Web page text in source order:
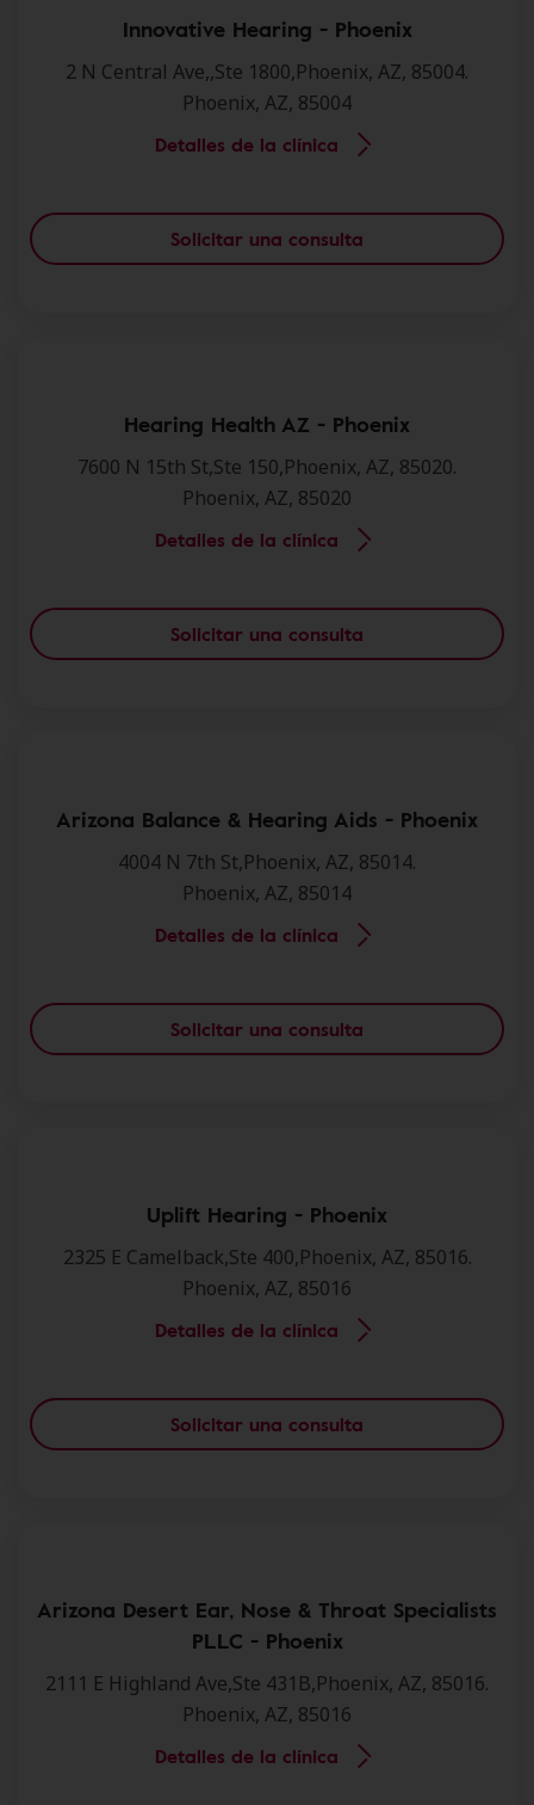
Innovative Hearing - Phoenix
2 N Central Ave,,Ste 1800,Phoenix, AZ, 85004.
Phoenix, AZ, 85004
Detalles de la clínica
Solicitar una consulta
Hearing Health AZ - Phoenix
7600 N 15th St,Ste 150,Phoenix, AZ, 85020.
Phoenix, AZ, 85020
Detalles de la clínica
Solicitar una consulta
Arizona Balance & Hearing Aids - Phoenix
4004 N 7th St,Phoenix, AZ, 85014.
Phoenix, AZ, 85014
Detalles de la clínica
Solicitar una consulta
Uplift Hearing - Phoenix
2325 E Camelback,Ste 400,Phoenix, AZ, 85016.
Phoenix, AZ, 85016
Detalles de la clínica
Solicitar una consulta
Arizona Desert Ear, Nose & Throat Specialists
PLLC - Phoenix
2111 E Highland Ave,Ste 431B,Phoenix, AZ, 85016.
Phoenix, AZ, 85016
Detalles de la clínica